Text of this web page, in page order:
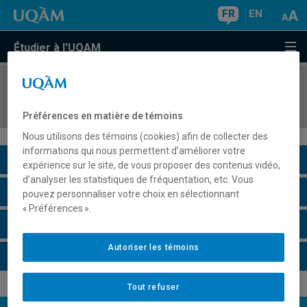
FR EN
Étudier à l'UQAM
COURS//
Description du cours
Horaire - Été 2026
Préférences en matière de témoins
Nous utilisons des témoins (cookies) afin de collecter des
informations qui nous permettent d’améliorer votre
expérience sur le site, de vous proposer des contenus vidéo,
d’analyser les statistiques de fréquentation, etc. Vous
pouvez personnaliser votre choix en sélectionnant
« Préférences ».
Tout refuser
Autoriser les témoins